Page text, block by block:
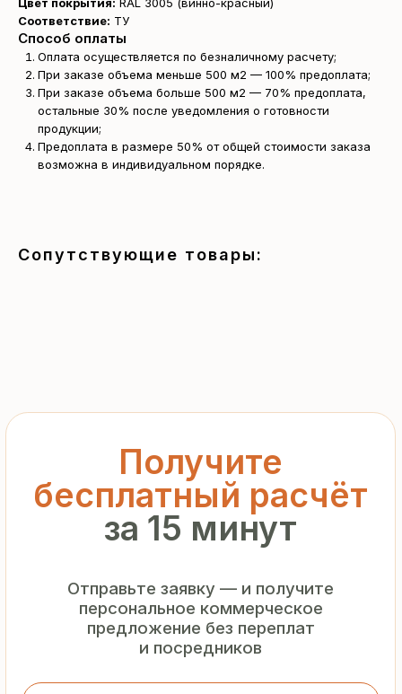
Соответствие: ТУ
Способ оплаты
Оплата осуществляется по безналичному расчету;
При заказе объема меньше 500 м2 — 100% предоплата;
При заказе объема больше 500 м2 — 70% предоплата,
остальные 30% после уведомления о готовности
продукции;
Предоплата в размере 50% от общей стоимости заказа
возможна в индивидуальном порядке.
Сопутствующие товары:
Получите
бесплатный расчёт
Отправьте заявку — и получите
персональное коммерческое
и на условиях, указанных в
Запросить рассчёт